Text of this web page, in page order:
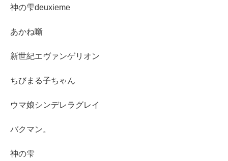
神の雫deuxieme
あかね噺
新世紀エヴァンゲリオン
ちびまる子ちゃん
ウマ娘シンデレラグレイ
バクマン。
神の雫